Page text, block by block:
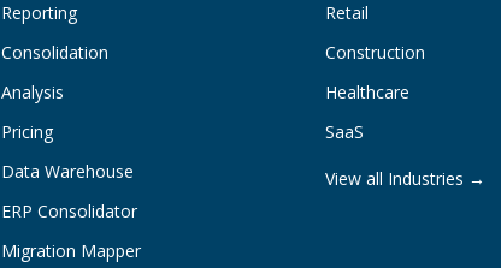
Reporting
Consolidation
Analysis
Pricing
Data Warehouse
ERP Consolidator
Migration Mapper
Retail
Construction
Healthcare
SaaS
View all Industries →